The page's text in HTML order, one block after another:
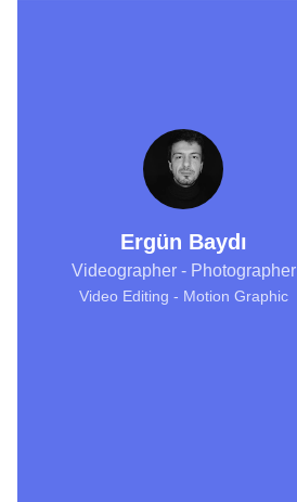
Ergün Baydı
Videographer - Photographer
Video Editing - Motion Graphic